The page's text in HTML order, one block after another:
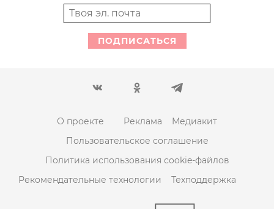
ПОДПИСАТЬСЯ
О проекте Реклама
Медиакит
Пользовательское соглашение
Политика использования cookie-файлов
Рекомендательные технологии
Техподдержка